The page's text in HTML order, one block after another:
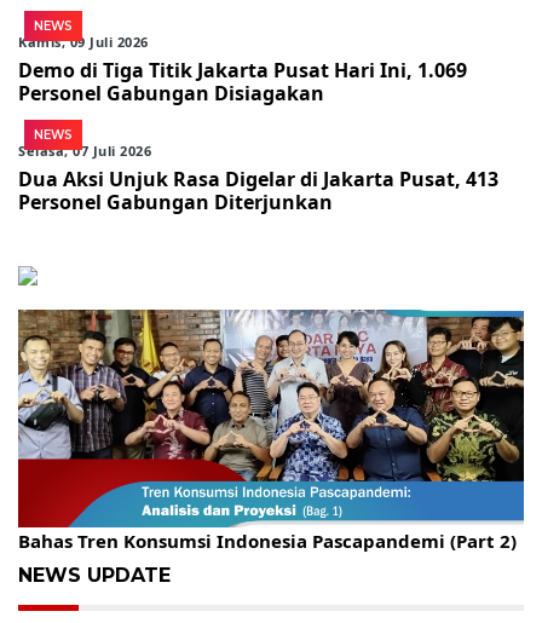
NEWS
Kamis, 09 Juli 2026
Demo di Tiga Titik Jakarta Pusat Hari Ini, 1.069
Personel Gabungan Disiagakan
NEWS
Selasa, 07 Juli 2026
Dua Aksi Unjuk Rasa Digelar di Jakarta Pusat, 413
Personel Gabungan Diterjunkan
Gelar Kopdar, KBC Jakarta Raya Hadirkan Pakar Ritel
Bahas Tren Konsumsi Indonesia Pascapandemi (Part 2)
NEWS UPDATE